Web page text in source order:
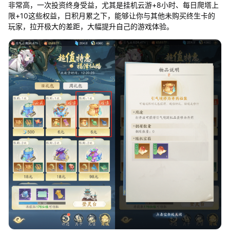
非常高，一次投资终身受益，尤其是挂机云游+8小时、每日爬塔上
限+10这些权益，日积月累之下，能够让你与其他未购买终生卡的
玩家，拉开极大的差距，大幅提升自己的游戏体验。